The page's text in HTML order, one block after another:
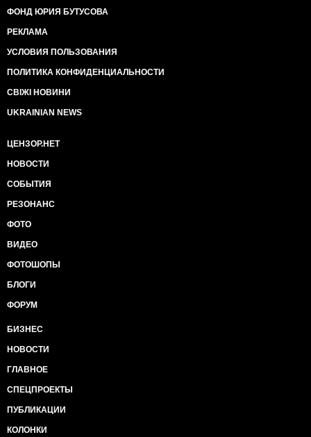
ФОНД ЮРИЯ БУТУСОВА
РЕКЛАМА
УСЛОВИЯ ПОЛЬЗОВАНИЯ
ПОЛИТИКА КОНФИДЕНЦИАЛЬНОСТИ
СВІЖІ НОВИНИ
UKRAINIAN NEWS
ЦЕНЗОР.НЕТ
НОВОСТИ
СОБЫТИЯ
РЕЗОНАНС
ФОТО
ВИДЕО
ФОТОШОПЫ
БЛОГИ
ФОРУМ
БИЗНЕС
НОВОСТИ
ГЛАВНОЕ
СПЕЦПРОЕКТЫ
ПУБЛИКАЦИИ
КОЛОНКИ